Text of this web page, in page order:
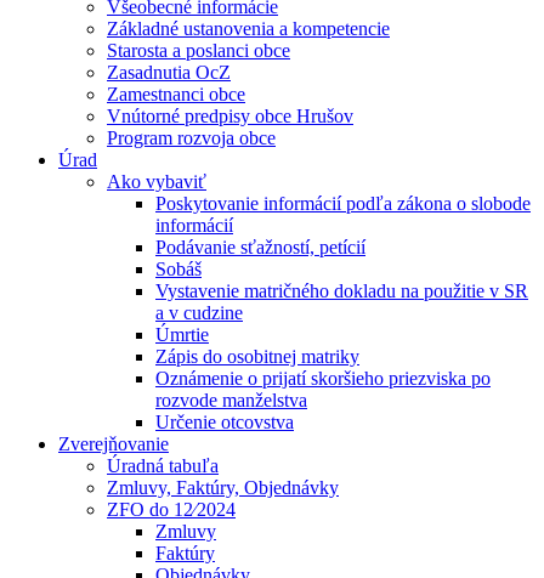
Všeobecné informácie
Základné ustanovenia a kompetencie
Starosta a poslanci obce
Zasadnutia OcZ
Zamestnanci obce
Vnútorné predpisy obce Hrušov
Program rozvoja obce
Úrad
Ako vybaviť
Poskytovanie informácií podľa zákona o slobode
informácií
Podávanie sťažností, petícií
Sobáš
Vystavenie matričného dokladu na použitie v SR
a v cudzine
Úmrtie
Zápis do osobitnej matriky
Oznámenie o prijatí skoršieho priezviska po
rozvode manželstva
Určenie otcovstva
Zverejňovanie
Úradná tabuľa
Zmluvy, Faktúry, Objednávky
ZFO do 12⁄2024
Zmluvy
Faktúry